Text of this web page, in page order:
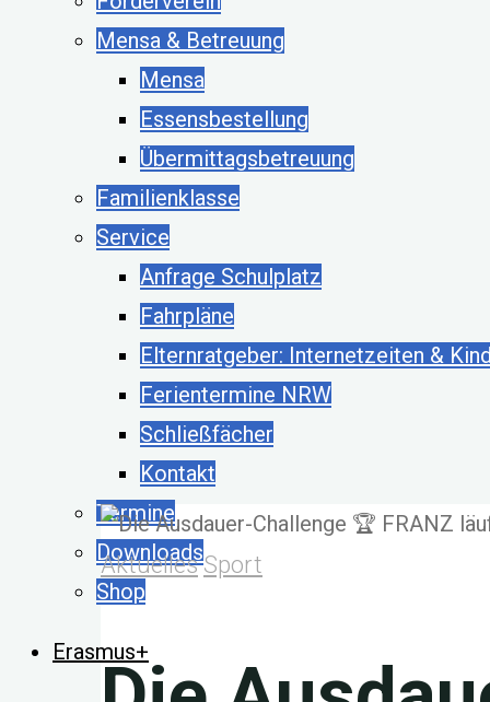
Mensa & Betreuung
Mensa
Essensbestellung
Übermittagsbetreuung
Familienklasse
Service
Anfrage Schulplatz
Fahrpläne
Elternratgeber: Internetzeiten &
Ferientermine NRW
Schließfächer
Kontakt
Termine
Downloads
Shop
Erasmus+
Aktuelles Sport